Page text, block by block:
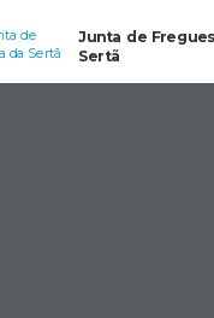
Junta de
Sertã